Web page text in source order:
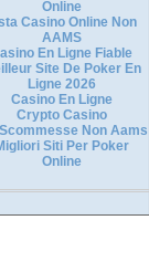
Online
Casino Online Non
AAMS
En Ligne Fiable
Site De Poker En
Ligne 2026
Casino En Ligne
Crypto Casino
Non Aams
Siti Per Poker
Online